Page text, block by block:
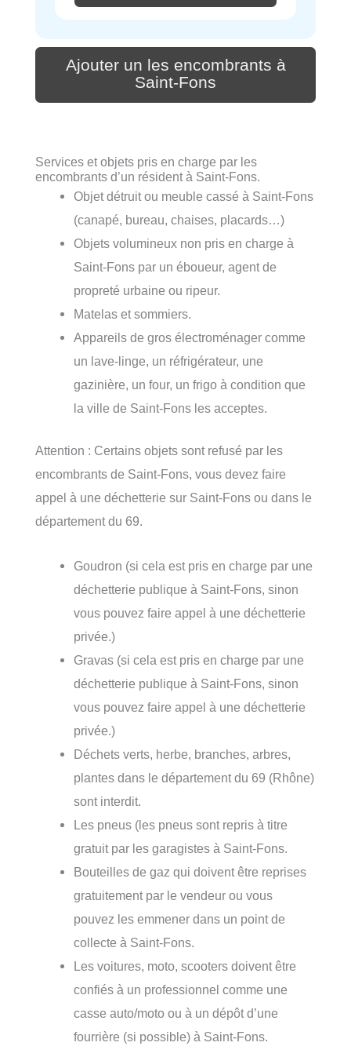
Ajouter un les encombrants à
Saint-Fons
Services et objets pris en charge par les
encombrants d’un résident à Saint-Fons.
Objet détruit ou meuble cassé à Saint-Fons
(canapé, bureau, chaises, placards…)
Objets volumineux non pris en charge à
Saint-Fons par un éboueur, agent de
propreté urbaine ou ripeur.
Matelas et sommiers.
Appareils de gros électroménager comme
un lave-linge, un réfrigérateur, une
gazinière, un four, un frigo à condition que
la ville de Saint-Fons les acceptes.
Attention : Certains objets sont refusé par les
encombrants de Saint-Fons, vous devez faire
appel à une déchetterie sur Saint-Fons ou dans le
département du 69.
Goudron (si cela est pris en charge par une
déchetterie publique à Saint-Fons, sinon
vous pouvez faire appel à une déchetterie
privée.)
Gravas (si cela est pris en charge par une
déchetterie publique à Saint-Fons, sinon
vous pouvez faire appel à une déchetterie
privée.)
Déchets verts, herbe, branches, arbres,
plantes dans le département du 69 (Rhône)
sont interdit.
Les pneus (les pneus sont repris à titre
gratuit par les garagistes à Saint-Fons.
Bouteilles de gaz qui doivent être reprises
gratuitement par le vendeur ou vous
pouvez les emmener dans un point de
collecte à Saint-Fons.
Les voitures, moto, scooters doivent être
confiés à un professionnel comme une
casse auto/moto ou à un dépôt d’une
fourrière (si possible) à Saint-Fons.